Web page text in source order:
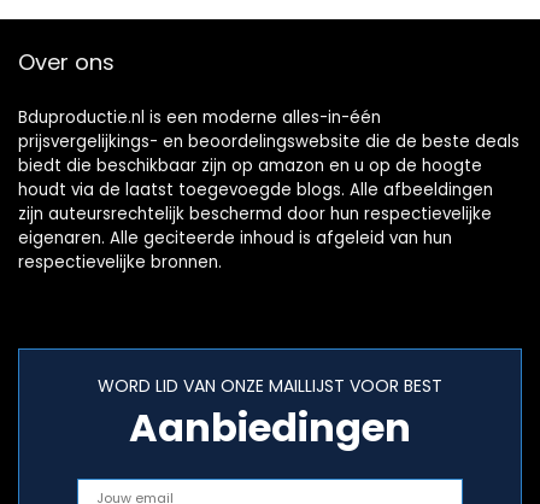
Over ons
Bduproductie.nl is een moderne alles-in-één
prijsvergelijkings- en beoordelingswebsite die de beste deals
biedt die beschikbaar zijn op amazon en u op de hoogte
houdt via de laatst toegevoegde blogs. Alle afbeeldingen
zijn auteursrechtelijk beschermd door hun respectievelijke
eigenaren. Alle geciteerde inhoud is afgeleid van hun
respectievelijke bronnen.
WORD LID VAN ONZE MAILLIJST VOOR BEST
Aanbiedingen